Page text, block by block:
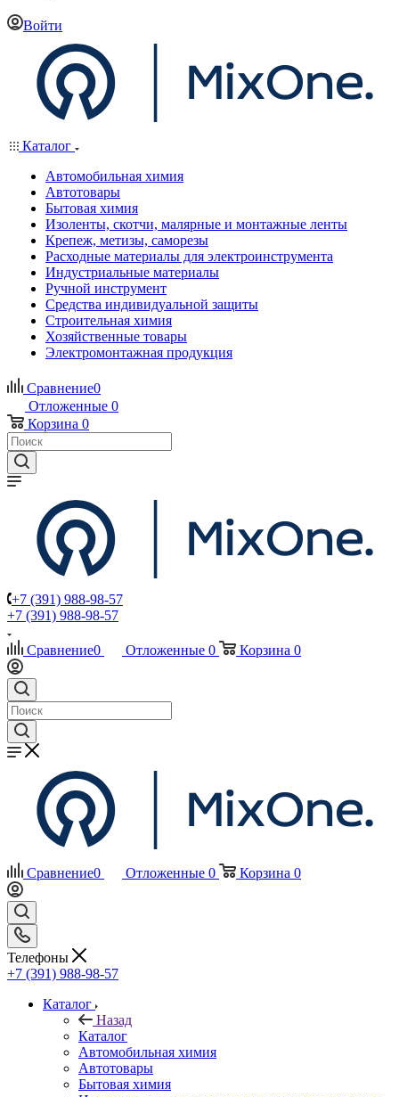
Войти
Каталог
Автомобильная химия
Автотовары
Бытовая химия
Изоленты, скотчи, малярные и монтажные ленты
Крепеж, метизы, саморезы
Расходные материалы для электроинструмента
Индустриальные материалы
Ручной инструмент
Средства индивидуальной защиты
Строительная химия
Хозяйственные товары
Электромонтажная продукция
Сравнение0
Отложенные 0
Корзина 0
+7 (391) 988-98-57
+7 (391) 988-98-57
Сравнение0 Отложенные 0 Корзина 0
Сравнение0 Отложенные 0 Корзина 0
Телефоны
+7 (391) 988-98-57
Каталог
Назад
Каталог
Автомобильная химия
Автотовары
Бытовая химия